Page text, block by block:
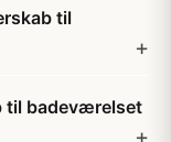
til
til badeværelset